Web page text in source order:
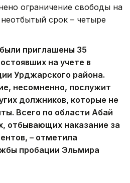
ограничение свободы на
срок – четыре
приглашены 35
на учете в
Урджарского района.
несомненно, послужит
должников, которые не
Всего по области Абай
отбывающих наказание за
– отметила
пробации Эльмира